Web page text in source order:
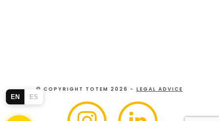
© COPYRIGHT TOTEM 2026 - LEGAL ADVICE
EN
ES